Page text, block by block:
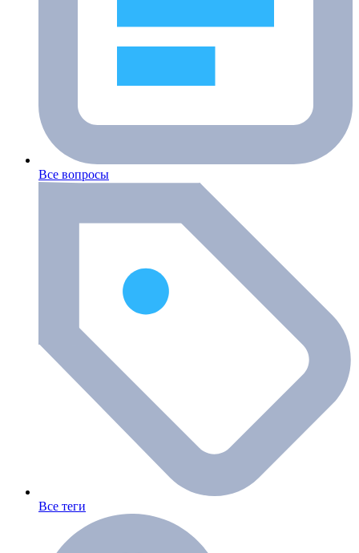
Все вопросы
Все теги